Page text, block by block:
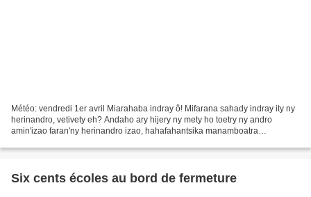
Météo: vendredi 1er avril Miarahaba indray ô! Mifarana sahady indray ity ny
herinandro, vetivety eh? Andaho ary hijery ny mety ho toetry ny andro
amin'izao faran'ny herinandro izao, hahafahantsika manamboatra
Six cents écoles au bord de fermeture